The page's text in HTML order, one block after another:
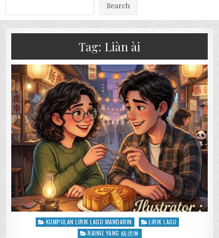
Search
Tag: Liàn ài
Posted
KUMPULAN LIRIK LAGU MANDARIN
LIRIK LAGU
RAINIE YANG 杨丞琳